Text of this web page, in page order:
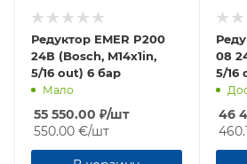
Редуктор EMER P200
24В (Bosch, M14x1in,
5/16 out) 6 бар
Мало
55 550.00 ₽/шт
550.00 €/шт
08
5/16
46